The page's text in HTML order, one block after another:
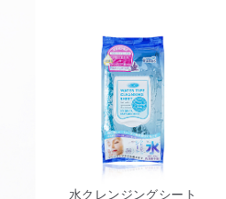
水クレンジングシート